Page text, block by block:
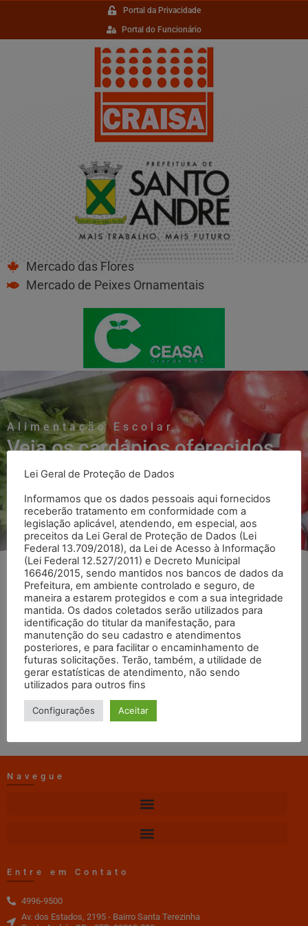
Portal da Privacidade
Portal do Funcionário
Mercado das Flores
Mercado de Peixes Ornamentais
Alimentação Escolar
Veja os cardápios oferecidos
Cardápio Mensal
(Berçário)
AlimentacaoEscolar 29/07/2026 11:48
Clique para ver o cardápio
Navegue
Entre em Contato
4996-9500
Av. dos Estados, 2195 - Bairro Santa Terezinha
Lei Geral de Proteção de Dados
Informamos que os dados pessoais aqui fornecidos
receberão tratamento em conformidade com a
legislação aplicável, atendendo, em especial, aos
preceitos da Lei Geral de Proteção de Dados (Lei
Federal 13.709/2018), da Lei de Acesso à Informação
(Lei Federal 12.527/2011) e Decreto Municipal
16646/2015, sendo mantidos nos bancos de dados da
Prefeitura, em ambiente controlado e seguro, de
maneira a estarem protegidos e com a sua integridade
mantida. Os dados coletados serão utilizados para
identificação do titular da manifestação, para
manutenção do seu cadastro e atendimentos
posteriores, e para facilitar o encaminhamento de
futuras solicitações. Terão, também, a utilidade de
gerar estatísticas de atendimento, não sendo
utilizados para outros fins
Configurações Aceitar